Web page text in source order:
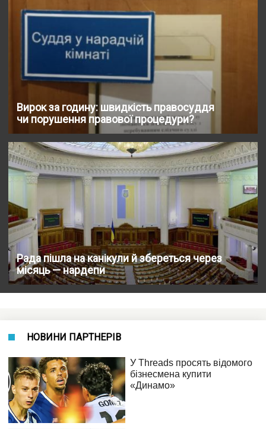
Вирок за годину: швидкість правосуддя
чи порушення правової процедури?
Рада пішла на канікули й збереться через
місяць — нардепи
НОВИНИ ПАРТНЕРІВ